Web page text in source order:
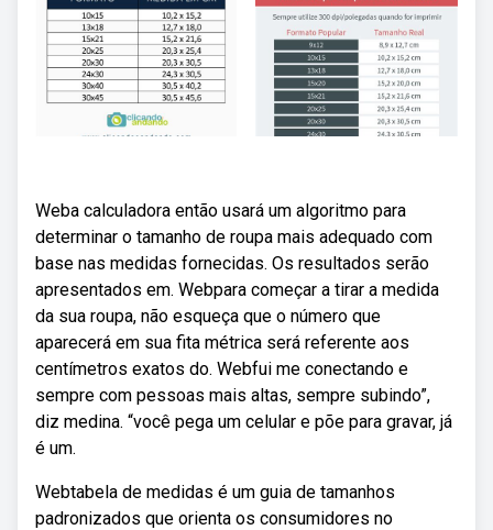
Weba calculadora então usará um algoritmo para
determinar o tamanho de roupa mais adequado com
base nas medidas fornecidas. Os resultados serão
apresentados em. Webpara começar a tirar a medida
da sua roupa, não esqueça que o número que
aparecerá em sua fita métrica será referente aos
centímetros exatos do. Webfui me conectando e
sempre com pessoas mais altas, sempre subindo”,
diz medina. “você pega um celular e põe para gravar, já
é um.
Webtabela de medidas é um guia de tamanhos
padronizados que orienta os consumidores no